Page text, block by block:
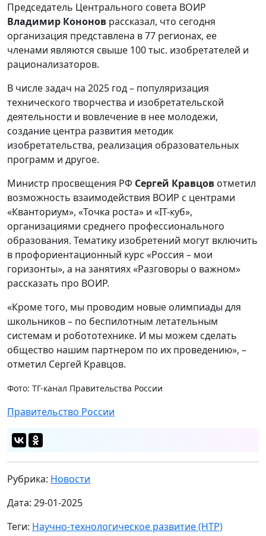
Председатель Центрального совета ВОИР
Владимир Кононов рассказал, что сегодня
организация представлена в 77 регионах, ее
членами являются свыше 100 тыс. изобретателей и
рационализаторов.
В числе задач на 2025 год – популяризация
технического творчества и изобретательской
деятельности и вовлечение в нее молодежи,
создание центра развития методик
изобретательства, реализация образовательных
программ и другое.
Министр просвещения РФ Сергей Кравцов отметил
возможность взаимодействия ВОИР с центрами
«Кванториум», «Точка роста» и «IT-куб»,
организациями среднего профессионального
образования. Тематику изобретений могут включить
в профориентационный курс «Россия – мои
горизонты», а на занятиях «Разговоры о важном»
рассказать про ВОИР.
«Кроме того, мы проводим новые олимпиады для
школьников – по беспилотным летательным
системам и робототехнике. И мы можем сделать
общество нашим партнером по их проведению», –
отметил Сергей Кравцов.
Фото: ТГ-канал Правительства России
Правительство России
Рубрика: Новости
Дата: 29-01-2025
Теги: Научно-технологическое развитие (НТР)